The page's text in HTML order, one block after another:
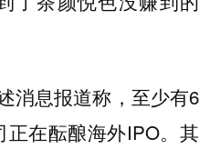
消息报道称，至少有6
在酝酿海外IPO。其